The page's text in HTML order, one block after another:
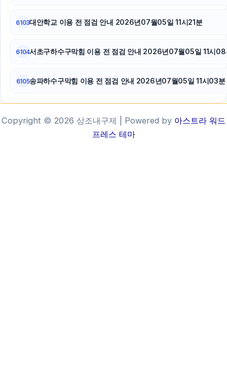
6103대안학교 이용 전 점검 안내 2026년07월05일 11시21분
6104서초구하수구막힘 이용 전 점검 안내 2026년07월05일 11시08
6105송파하수구막힘 이용 전 점검 안내 2026년07월05일 11시03분
Copyright © 2026 상조내구제 | Powered by 아스트라 워드
프레스 테마